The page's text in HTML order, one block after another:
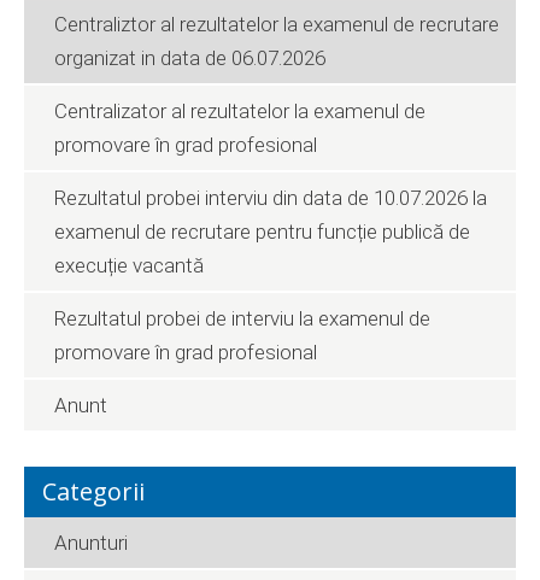
Centraliztor al rezultatelor la examenul de recrutare
organizat in data de 06.07.2026
Centralizator al rezultatelor la examenul de
promovare în grad profesional
Rezultatul probei interviu din data de 10.07.2026 la
examenul de recrutare pentru funcție publică de
execuție vacantă
Rezultatul probei de interviu la examenul de
promovare în grad profesional
Anunt
Categorii
Anunturi